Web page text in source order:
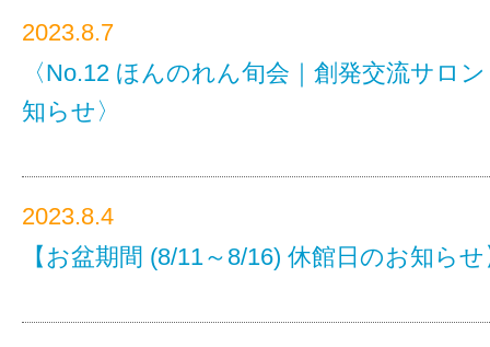
2023.8.7
〈No.12 ほんのれん旬会｜創発交流サロ
知らせ〉
2023.8.4
【お盆期間 (8/11～8/16) 休館日のお知ら